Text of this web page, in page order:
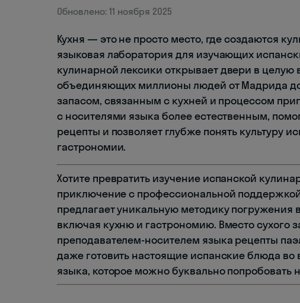
Обновлено: 11 ноября 2025
Кухня — это не просто место, где создаются
языковая лаборатория для изучающих
кулинарной лексики открывает двери в
объединяющих миллионы людей от Мадрида
запасом, связанным с кухней и процессом
с носителями языка более естественным,
рецепты и позволяет глубже понять культуру
гастрономии.
Хотите превратить изучение испанской
приключение с профессиональной
предлагает уникальную методику погружения
включая кухню и гастрономию. Вместо сухого
преподавателем-носителем языка рецепты
даже готовить настоящие испанские блюда
языка, которое можно буквально попробовать